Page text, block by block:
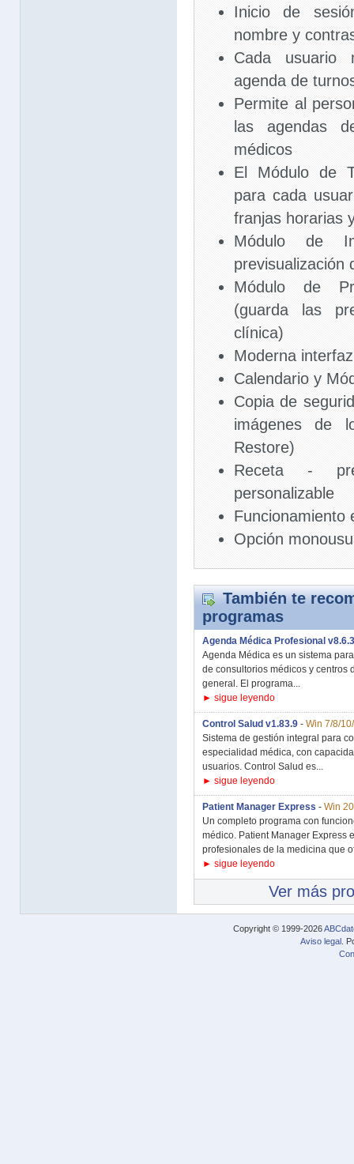
Inicio de
nombre y
Cada usuario
agenda de
Permite al
las agendas
médicos
El Módulo de
para cada
franjas horarias
Módulo de
previsualización
Módulo de
(guarda las
clínica)
Moderna
Calendario y
Copia de
imágenes de
Restore)
Receta -
personalizable
Funcionamiento
Opción
También te
programas
Agenda Médica Profesional v8.6.3
Agenda Médica es un sistema
de consultorios médicos y centros
general. El programa...
► sigue leyendo
Control Salud v1.83.9 - Win 7/8/
Sistema de gestión integral para
especialidad médica, con
usuarios. Control Salud es...
► sigue leyendo
Patient Manager Express - Win
Un completo programa con
médico. Patient Manager Express
profesionales de la medicina que
► sigue leyendo
Ver más
Copyright © 1999-2026
Aviso legal .